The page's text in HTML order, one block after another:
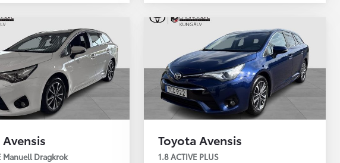
kr/mån
Toyota
När varje jobb
Manuell Dragkrok
Toyota Avensis
1.8 ACTIVE PLUS